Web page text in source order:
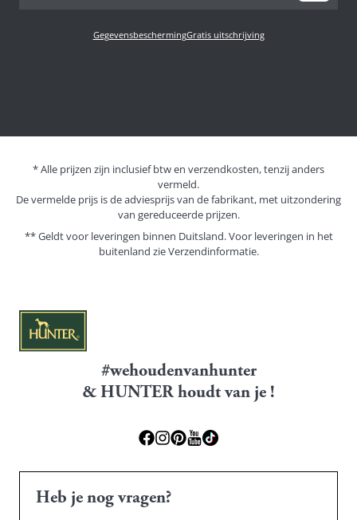
GegevensbeschermingGratis uitschrijving
* Alle prijzen zijn inclusief btw en verzendkosten, tenzij anders
vermeld.
De vermelde prijs is de adviesprijs van de fabrikant, met uitzondering
van gereduceerde prijzen.
** Geldt voor leveringen binnen Duitsland. Voor leveringen in het
buitenland zieVerzendinformatie.
#wehoudenvanhunter
& HUNTER houdt van je !
Heb je nog vragen?